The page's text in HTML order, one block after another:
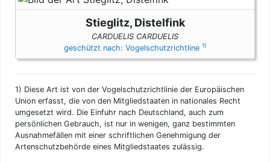
Stieglitz, Distelfink
CARDUELIS CARDUELIS
geschützt nach: Vogelschutzrichtline 1)
1) Diese Art ist von der Vogelschutzrichtlinie der Europäischen
Union erfasst, die von den Mitgliedstaaten in nationales Recht
umgesetzt wird. Die Einfuhr nach Deutschland, auch zum
persönlichen Gebrauch, ist nur in wenigen, ganz bestimmten
Ausnahmefällen mit einer schriftlichen Genehmigung der
Artenschutzbehörde eines Mitgliedstaates zulässig.